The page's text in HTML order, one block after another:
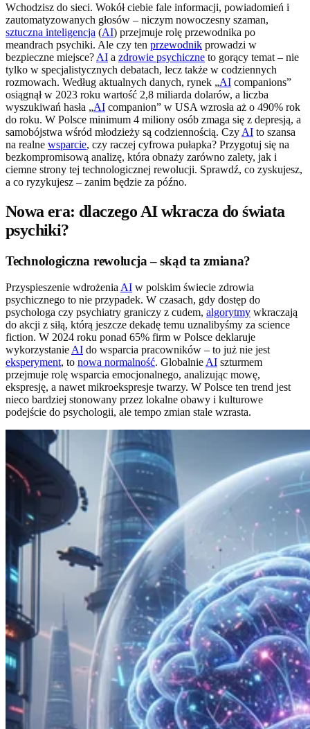
Wchodzisz do sieci. Wokół ciebie fale informacji, powiadomień i
zautomatyzowanych głosów – niczym nowoczesny szaman,
sztuczna inteligencja (AI) przejmuje rolę przewodnika po
meandrach psychiki. Ale czy ten przewodnik prowadzi w
bezpieczne miejsce? AI a zdrowie psychiczne to gorący temat – nie
tylko w specjalistycznych debatach, lecz także w codziennych
rozmowach. Według aktualnych danych, rynek „AI companions”
osiągnął w 2023 roku wartość 2,8 miliarda dolarów, a liczba
wyszukiwań hasła „AI companion” w USA wzrosła aż o 490% rok
do roku. W Polsce minimum 4 miliony osób zmaga się z depresją, a
samobójstwa wśród młodzieży są codziennością. Czy AI to szansa
na realne wsparcie, czy raczej cyfrowa pułapka? Przygotuj się na
bezkompromisową analizę, która obnaży zarówno zalety, jak i
ciemne strony tej technologicznej rewolucji. Sprawdź, co zyskujesz,
a co ryzykujesz – zanim będzie za późno.
Nowa era: dlaczego AI wkracza do świata
psychiki?
Technologiczna rewolucja – skąd ta zmiana?
Przyspieszenie wdrożenia AI w polskim świecie zdrowia
psychicznego to nie przypadek. W czasach, gdy dostęp do
psychologa czy psychiatry graniczy z cudem, algorytmy wkraczają
do akcji z siłą, którą jeszcze dekadę temu uznalibyśmy za science
fiction. W 2024 roku ponad 65% firm w Polsce deklaruje
wykorzystanie AI do wsparcia pracowników – to już nie jest
eksperyment, to nowa normalność. Globalnie AI szturmem
przejmuje rolę wsparcia emocjonalnego, analizując mowę,
ekspresję, a nawet mikroekspresje twarzy. W Polsce ten trend jest
nieco bardziej stonowany przez lokalne obawy i kulturowe
podejście do psychologii, ale tempo zmian stale wzrasta.